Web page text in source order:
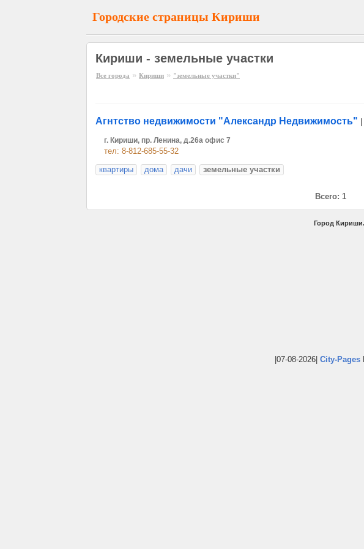
Городские страницы Кириши
Кириши - земельные участки
Все города » Кириши » "земельные участки"
Агнтство недвижимости "Александр Недвижимость"
г. Кириши, пр. Ленина, д.26а офис 7
тел: 8-812-685-55-32
квартиры
дома дачи земельные участки
Всего: 1
Город Кириши.
|07-08-2026| City-Pages